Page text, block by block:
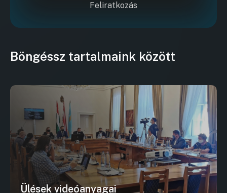
Feliratkozás
Böngéssz tartalmaink között
Ülések videóanyagai